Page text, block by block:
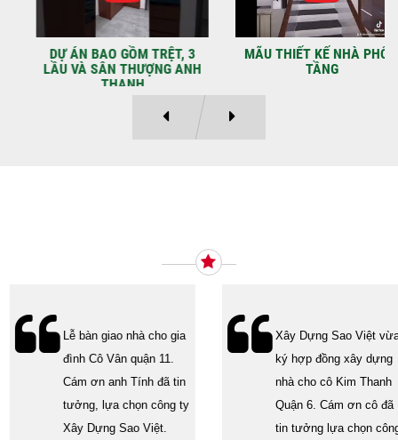
LạcGia chủ: Anh Kỳ Xây Dựng Sao Việt chính
thức hoàn tất và...
DỰ ÁN BAO GỒM TRỆT, 3
LẦU VÀ SÂN THƯỢNG ANH
THANH
MÃU THIẾT KẾ NHÀ PHỐ 2
TẦNG
Lễ bàn giao nhà cho gia
đình Cô Vân quận 11.
Cám ơn anh Tính đã tin
tưởng, lựa chọn công ty
Xây Dựng Sao Việt.
Xây Dựng Sao Việt vừa
ký hợp đồng xây dựng
nhà cho cô Kim Thanh
Quận 6. Cám ơn cô đã
tin tưởng lựa chọn công